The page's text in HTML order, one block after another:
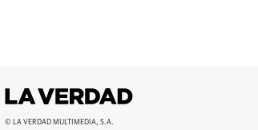
© LA VERDAD MULTIMEDIA, S.A.